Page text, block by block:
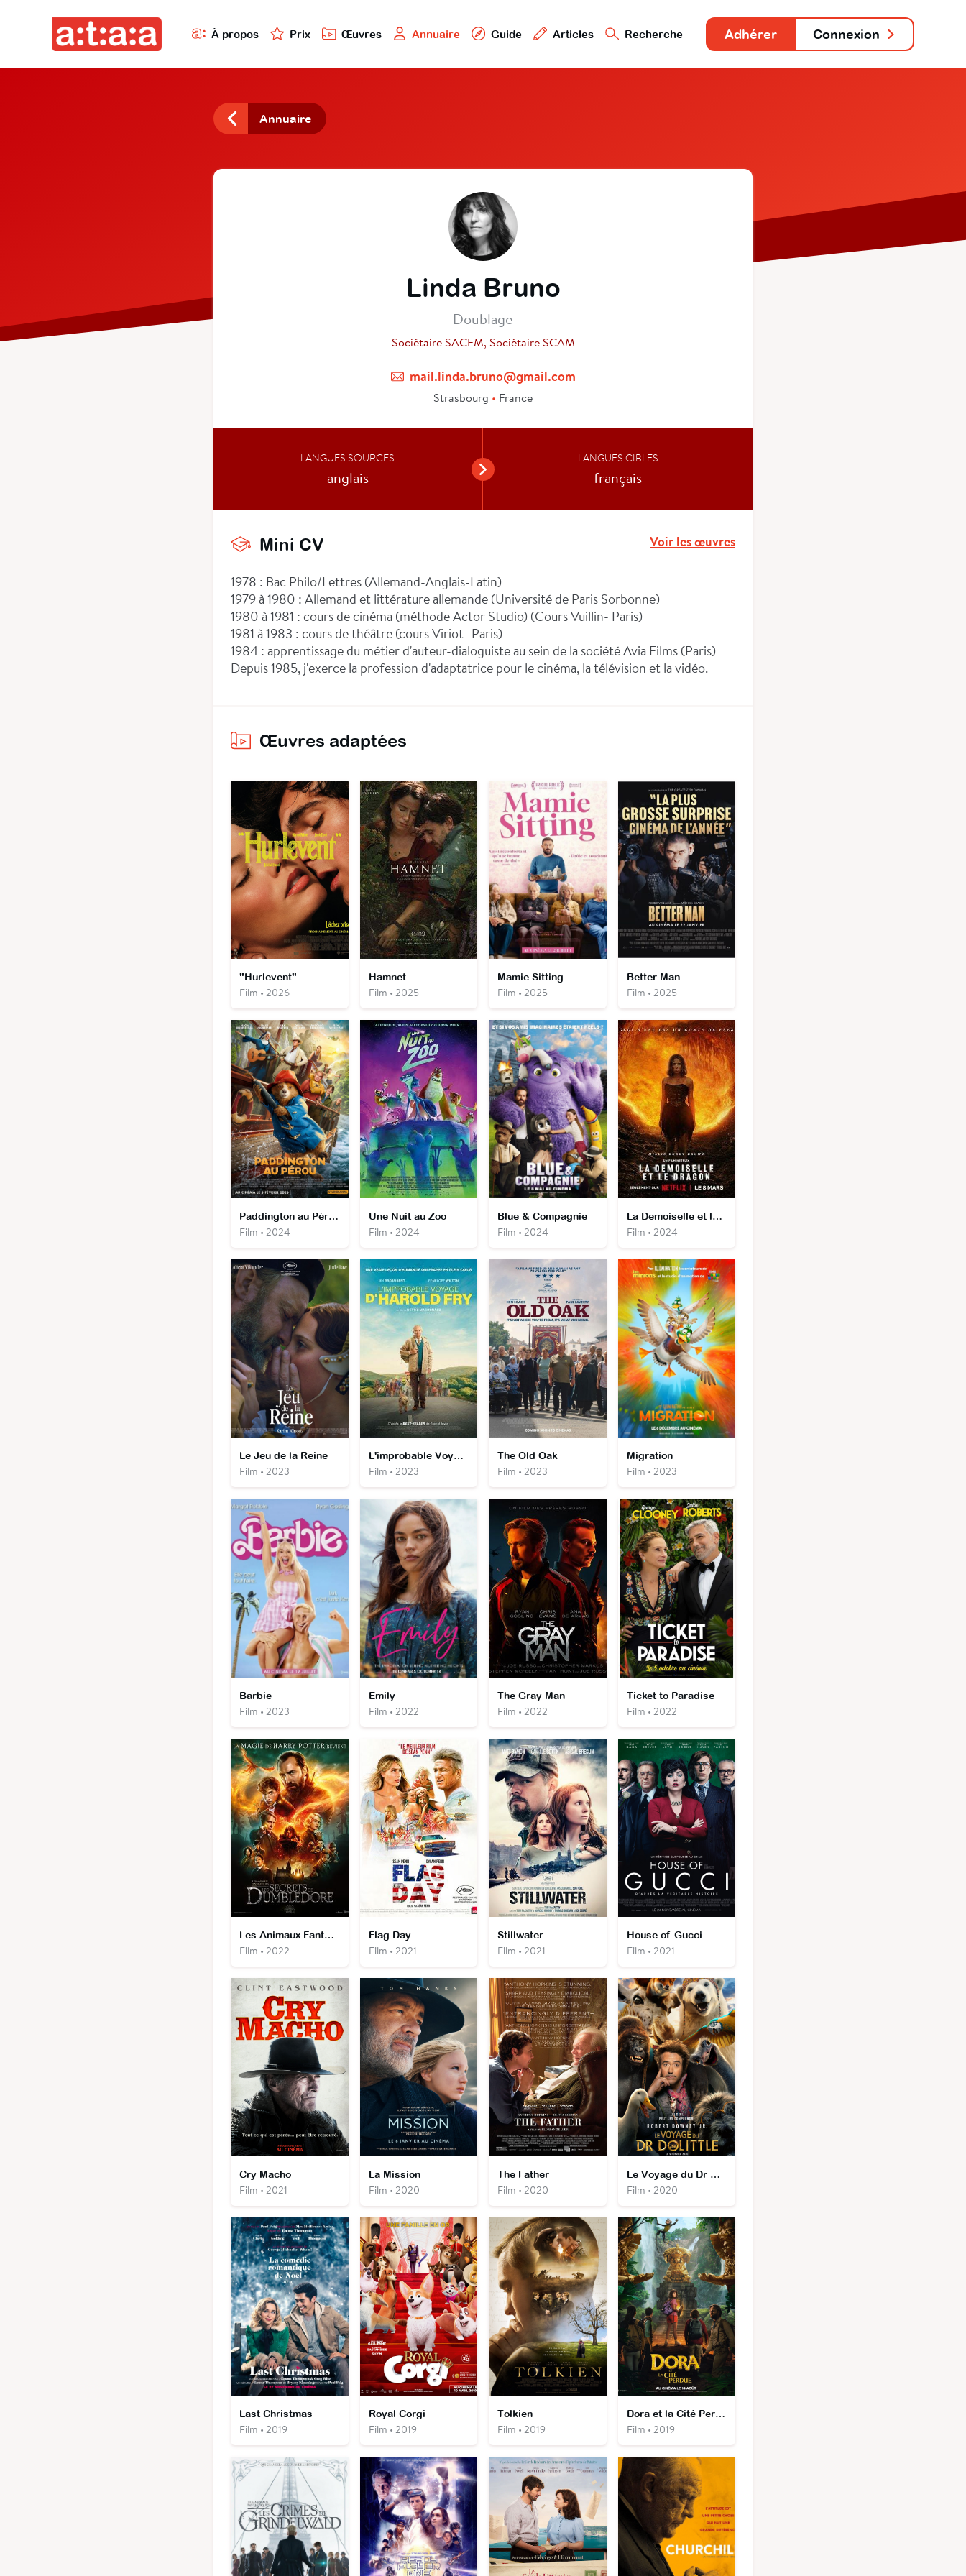
À propos Prix Œuvres Annuaire Guide Articles Recherche Adhérer Connexion
Annuaire
Linda Bruno
Doublage
Sociétaire SACEM, Sociétaire SCAM
mail.linda.bruno@gmail.com
Strasbourg • France
LANGUES SOURCES
anglais
LANGUES CIBLES
français
Mini CV Voir les œuvres
1978 : Bac Philo/Lettres (Allemand-Anglais-Latin)
1979 à 1980 : Allemand et littérature allemande (Université de Paris Sorbonne)
1980 à 1981 : cours de cinéma (méthode Actor Studio) (Cours Vuillin- Paris)
1981 à 1983 : cours de théâtre (cours Viriot- Paris)
1984 : apprentissage du métier d'auteur-dialoguiste au sein de la société Avia Films (Paris)
Depuis 1985, j'exerce la profession d'adaptatrice pour le cinéma, la télévision et la vidéo.
Œuvres adaptées
"Hurlevent"
Film • 2026
Hamnet
Film • 2025
Mamie Sitting
Film • 2025
Better Man
Film • 2025
Paddington au Pérou
Film • 2024
Une Nuit au Zoo
Film • 2024
Blue & Compagnie
Film • 2024
La Demoiselle et le Dragon
Film • 2024
Le Jeu de la Reine
Film • 2023
L'improbable Voyage d'Harold Fry
Film • 2023
The Old Oak
Film • 2023
Migration
Film • 2023
Barbie
Film • 2023
Emily
Film • 2022
The Gray Man
Film • 2022
Ticket to Paradise
Film • 2022
Les Animaux Fantastiques : les Secrets de Dumbledore
Film • 2022
Flag Day
Film • 2021
Stillwater
Film • 2021
House of Gucci
Film • 2021
Cry Macho
Film • 2021
La Mission
Film • 2020
The Father
Film • 2020
Le Voyage du Dr Dolittle
Film • 2020
Last Christmas
Film • 2019
Royal Corgi
Film • 2019
Tolkien
Film • 2019
Dora et la Cité Perdue
Film • 2019